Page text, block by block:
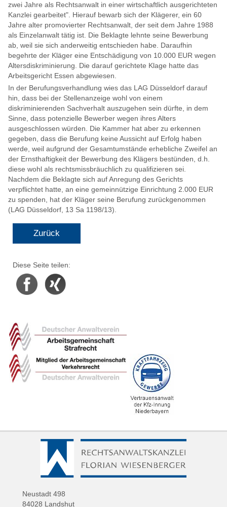
zwei Jahre als Rechtsanwalt in einer wirtschaftlich ausgerichteten
Kanzlei gearbeitet". Hierauf bewarb sich der Klägerer, ein 60
Jahre alter promovierter Rechtsanwalt, der seit dem Jahre 1988
als Einzelanwalt tätig ist. Die Beklagte lehnte seine Bewerbung
ab, weil sie sich anderweitig entschieden habe. Daraufhin
begehrte der Kläger eine Entschädigung von 10.000 EUR wegen
Altersdiskriminierung. Die darauf gerichtete Klage hatte das
Arbeitsgericht Essen abgewiesen.
In der Berufungsverhandlung wies das LAG Düsseldorf darauf
hin, dass bei der Stellenanzeige wohl von einem
diskriminierenden Sachverhalt auszugehen sein dürfte, in dem
Sinne, dass potenzielle Bewerber wegen ihres Alters
ausgeschlossen würden. Die Kammer hat aber zu erkennen
gegeben, dass die Berufung keine Aussicht auf Erfolg haben
werde, weil aufgrund der Gesamtumstände erhebliche Zweifel an
der Ernsthaftigkeit der Bewerbung des Klägers bestünden, d.h.
diese wohl als rechtsmissbräuchlich zu qualifizieren sei.
Nachdem die Beklagte sich auf Anregung des Gerichts
verpflichtet hatte, an eine gemeinnützige Einrichtung 2.000 EUR
zu spenden, hat der Kläger seine Berufung zurückgenommen
(LAG Düsseldorf, 13 Sa 1198/13).
Zurück
Diese Seite teilen:
Facebook Xing
Neustadt 498
84028 Landshut